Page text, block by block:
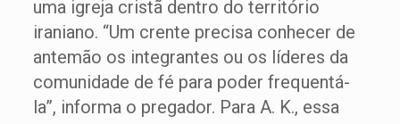
uma igreja cristã dentro do território
iraniano. “Um crente precisa conhecer de
antemão os integrantes ou os líderes da
comunidade de fé para poder frequentá-
la”, informa o pregador. Para A. K., essa